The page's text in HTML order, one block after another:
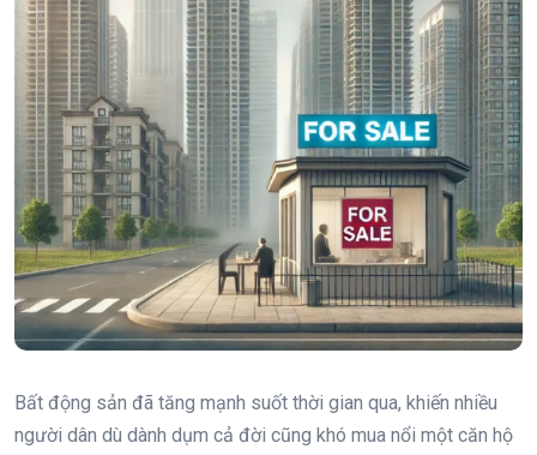
Bất động sản đã tăng mạnh suốt thời gian qua, khiến nhiều
người dân dù dành dụm cả đời cũng khó mua nổi một căn hộ